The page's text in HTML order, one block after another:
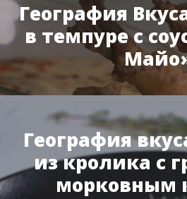
География
в темпуре с
География
из кролика с
морковным